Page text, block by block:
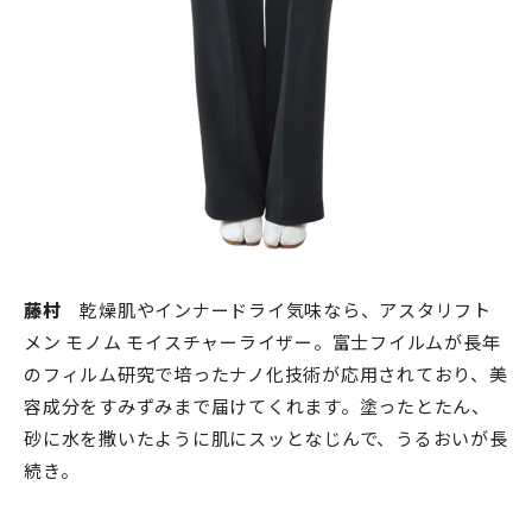
藤村 乾燥肌やインナードライ気味なら、アスタリフト
メン モノム モイスチャーライザー。富士フイルムが長年
のフィルム研究で培ったナノ化技術が応用されており、美
容成分をすみずみまで届けてくれます。塗ったとたん、
砂に水を撒いたように肌にスッとなじんで、うるおいが長
続き。